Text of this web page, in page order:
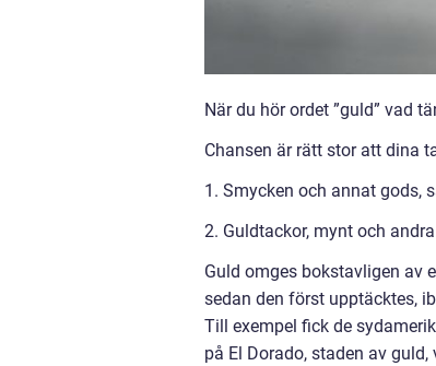
När du hör ordet ”guld” vad
Chansen är rätt stor att dina
1. Smycken och annat gods,
2. Guldtackor, mynt och
Guld omges bokstavligen av
sedan den först upptäcktes,
Till exempel fick de
på El Dorado, staden av